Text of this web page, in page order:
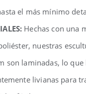
el más mínimo
Hechas con una
nuestras
son laminadas, lo que
livianas para